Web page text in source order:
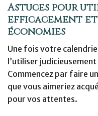
Astuces pour
efficacement et
économies
Une fois votre
l’utiliser
Commencez par faire
que vous aimeriez
pour vos attentes.